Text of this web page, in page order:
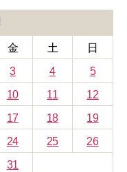
金 土
日
3 4
5
10 11
12
17 18
19
24 25
26
31